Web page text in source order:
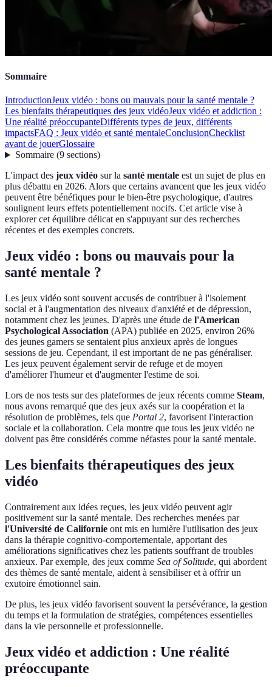
Sommaire
IntroductionJeux vidéo : bons ou mauvais pour la santé mentale ?
Les bienfaits thérapeutiques des jeux vidéoJeux vidéo et addiction :
Une réalité préoccupanteDifférents types de jeux, différents
impactsFAQ : Jeux vidéo et santé mentaleConclusionChecklist
avant de jouerGlossaire
Sommaire(9 sections)
L'impact des jeux vidéo sur la santé mentale est un sujet de plus en
plus débattu en 2026. Alors que certains avancent que les jeux vidéo
peuvent être bénéfiques pour le bien-être psychologique, d'autres
soulignent leurs effets potentiellement nocifs. Cet article vise à
explorer cet équilibre délicat en s'appuyant sur des recherches
récentes et des exemples concrets.
Jeux vidéo : bons ou mauvais pour la
santé mentale ?
Les jeux vidéo sont souvent accusés de contribuer à l'isolement
social et à l'augmentation des niveaux d'anxiété et de dépression,
notamment chez les jeunes. D'après une étude de l'American
Psychological Association (APA) publiée en 2025, environ 26%
des jeunes gamers se sentaient plus anxieux après de longues
sessions de jeu. Cependant, il est important de ne pas généraliser.
Les jeux peuvent également servir de refuge et de moyen
d'améliorer l'humeur et d'augmenter l'estime de soi.
Lors de nos tests sur des plateformes de jeux récents comme Steam,
nous avons remarqué que des jeux axés sur la coopération et la
résolution de problèmes, tels que Portal 2, favorisent l'interaction
sociale et la collaboration. Cela montre que tous les jeux vidéo ne
doivent pas être considérés comme néfastes pour la santé mentale.
Les bienfaits thérapeutiques des jeux
vidéo
Contrairement aux idées reçues, les jeux vidéo peuvent agir
positivement sur la santé mentale. Des recherches menées par
l'Université de Californie ont mis en lumière l'utilisation des jeux
dans la thérapie cognitivo-comportementale, apportant des
améliorations significatives chez les patients souffrant de troubles
anxieux. Par exemple, des jeux comme Sea of Solitude, qui abordent
des thèmes de santé mentale, aident à sensibiliser et à offrir un
exutoire émotionnel sain.
De plus, les jeux vidéo favorisent souvent la persévérance, la gestion
du temps et la formulation de stratégies, compétences essentielles
dans la vie personnelle et professionnelle.
Jeux vidéo et addiction : Une réalité
préoccupante